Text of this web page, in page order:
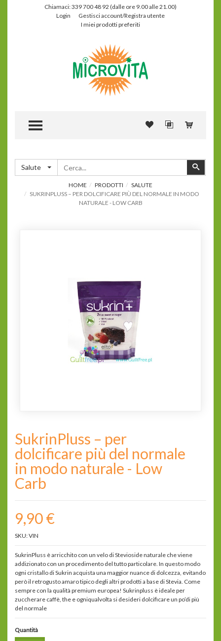
Chiamaci: 339 700 48 92 (dalle ore 9.00 alle 21.00)
Login
Gestisci account/Registra utente
I miei prodotti preferiti
TOGGLE MENU
Salute
HOME PRODOTTI
SALUTE
SUKRINPLUSS – PER DOLCIFICARE PIÙ DEL NORMALE IN MODO
NATURALE - LOW CARB
SukrinPluss – per
dolcificare più del normale
in modo naturale - Low
Carb
9,90 €
SKU: VIN
SukrinPluss è arricchito con un velo di Stevioside naturale che viene
addizionato con un procedimento del tutto particolare. In questo modo
ogni cristallo di Sukrin acquista una maggior nuance di dolcezza, evitando
però il retrogusto amaro tipico degli altri prodotti a base di Stevia. Come
sempre con la qualità premium europea! Sukrinpluss è ideale per
zuccherare caffè, the e ogniqualvolta si desideri dolcificare un po’di più
del normale
Quantità